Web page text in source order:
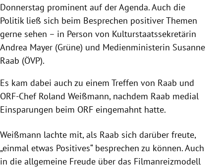
Donnerstag prominent auf der Agenda. Auch die
Politik ließ sich beim Besprechen positiver Themen
gerne sehen – in Person von Kulturstaatssekretärin
Andrea Mayer (Grüne) und Medienministerin Susanne
Raab (ÖVP).
Es kam dabei auch zu einem Treffen von Raab und
ORF-Chef Roland Weißmann, nachdem Raab medial
Einsparungen beim ORF eingemahnt hatte.
Weißmann lachte mit, als Raab sich darüber freute,
„einmal etwas Positives“ besprechen zu können. Auch
in die allgemeine Freude über das Filmanreizmodell